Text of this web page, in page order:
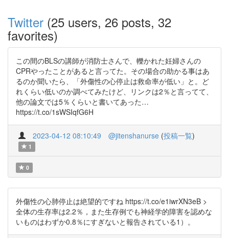
Twitter (25 users, 26 posts, 32
favorites)
この間のBLSの講師が消防士さんで、轢かれた妊婦さんの
CPRやったことがあると言ってた。その場合の助かる事はあ
るのか聞いたら、「外傷性の心停止は救命率が低い」と。ど
れくらい低いのか調べてみたけど、リンクは2％と言ってて、
他の論文では5％くらいと書いてあった…
https://t.co/1sWSIqfG6H
2023-04-12 08:10:49 @jitenshanurse (投稿一覧)
1
0
外傷性の心肺停止は絶望的ですね https://t.co/e1iwrXN3eB >
全体の生存率は2.2％，また生存例でも神経学的障害を認めな
いものはわずか0.8％にすぎないと報告されている1）。